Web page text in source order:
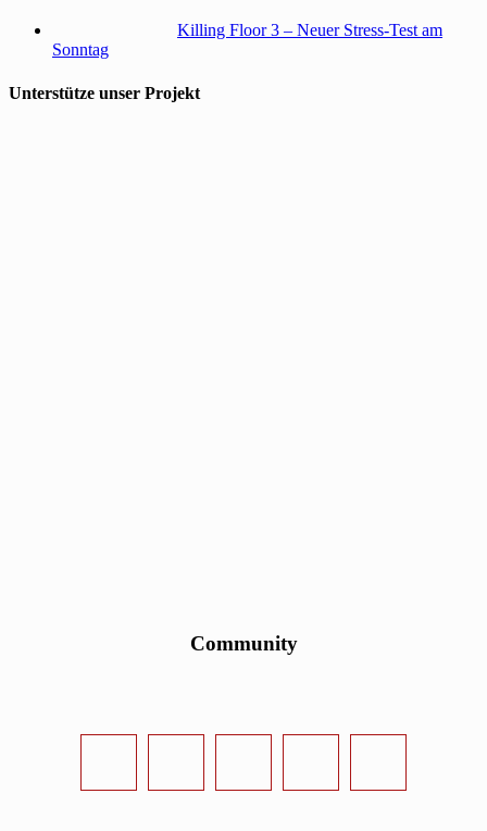
Killing Floor 3 – Neuer Stress-Test am
Sonntag
Unterstütze unser Projekt
Community